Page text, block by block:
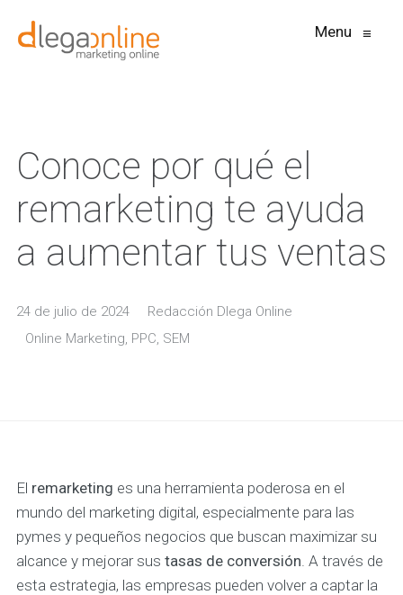
Menu ≡
Conoce por qué el
remarketing te ayuda
a aumentar tus ventas
24 de julio de 2024
Redacción Dlega Online
Online Marketing, PPC, SEM
El remarketing es una herramienta poderosa en el
mundo del marketing digital, especialmente para las
pymes y pequeños negocios que buscan maximizar su
alcance y mejorar sus tasas de conversión. A través de
esta estrategia, las empresas pueden volver a captar la